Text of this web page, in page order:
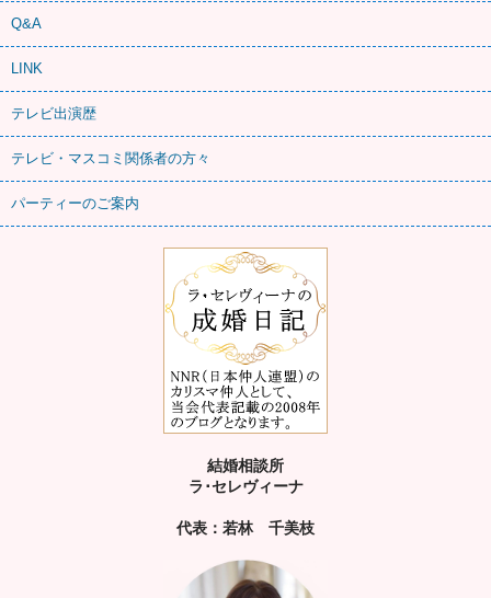
Q&A
LINK
テレビ出演歴
テレビ・マスコミ関係者の方々
パーティーのご案内
結婚相談所
ラ･セレヴィーナ
代表：若林 千美枝